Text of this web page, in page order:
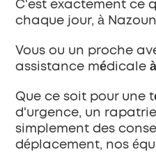
C'est exactement ce
chaque jour, à
Vous ou un proche
assistance médicale
Que ce soit pour une
d'urgence, un
simplement des
déplacement, nos